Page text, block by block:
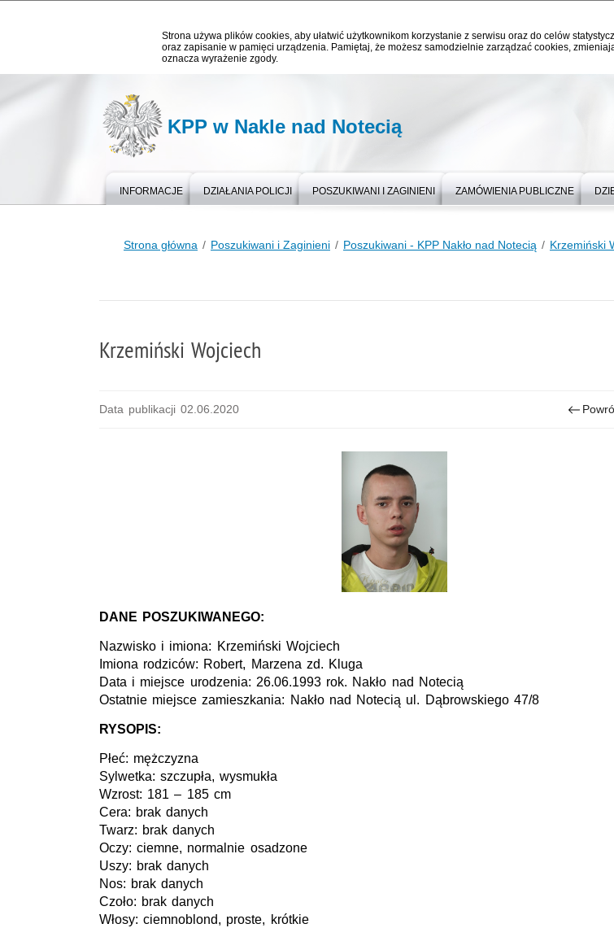
Strona używa plików cookies, aby ułatwić użytkownikom korzystanie z serwisu oraz do celów
oraz zapisanie w pamięci urządzenia. Pamiętaj, że możesz samodzielnie zarządzać cookies,
oznacza wyrażenie zgody.
KPP w Nakle nad Notecią
INFORMACJE DZIAŁANIA POLICJI POSZUKIWANI I ZAGINIENI ZAMÓWIENIA PUBLICZNE
Strona główna Poszukiwani i Zaginieni Poszukiwani - KPP Nakło nad Notecią Krzemiński
Krzemiński Wojciech
Data publikacji 02.06.2020
DANE POSZUKIWANEGO:
Nazwisko i imiona: Krzemiński Wojciech
Imiona rodziców: Robert, Marzena zd. Kluga
Data i miejsce urodzenia: 26.06.1993 rok. Nakło nad Notecią
Ostatnie miejsce zamieszkania: Nakło nad Notecią ul. Dąbrowskiego 47/8
RYSOPIS:
Płeć: mężczyzna
Sylwetka: szczupła, wysmukła
Wzrost: 181 – 185 cm
Cera: brak danych
Twarz: brak danych
Oczy: ciemne, normalnie osadzone
Uszy: brak danych
Nos: brak danych
Czoło: brak danych
Włosy: ciemnoblond, proste, krótkie